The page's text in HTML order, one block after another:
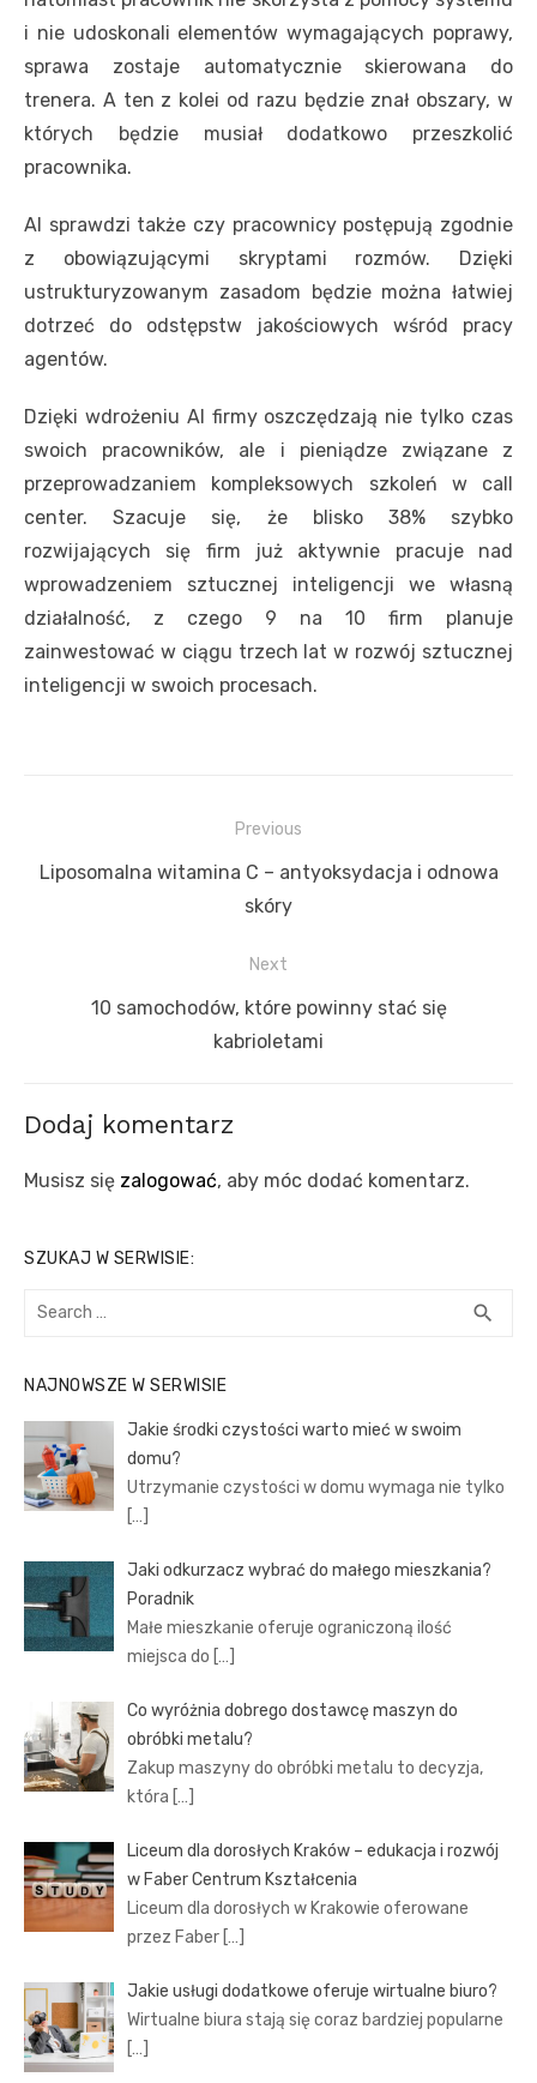
i nie udoskonali elementów wymagających poprawy,
sprawa zostaje automatycznie skierowana do
trenera. A ten z kolei od razu będzie znał obszary, w
których będzie musiał dodatkowo przeszkolić
pracownika.
AI sprawdzi także czy pracownicy postępują zgodnie
z obowiązującymi skryptami rozmów. Dzięki
ustrukturyzowanym zasadom będzie można łatwiej
dotrzeć do odstępstw jakościowych wśród pracy
agentów.
Dzięki wdrożeniu AI firmy oszczędzają nie tylko czas
swoich pracowników, ale i pieniądze związane z
przeprowadzaniem kompleksowych szkoleń w call
center. Szacuje się, że blisko 38% szybko
rozwijających się firm już aktywnie pracuje nad
wprowadzeniem sztucznej inteligencji we własną
działalność, z czego 9 na 10 firm planuje
zainwestować w ciągu trzech lat w rozwój sztucznej
inteligencji w swoich procesach.
wpisu
Previous
Previous
Liposomalna witamina C – antyoksydacja i odnowa
skóry
Next
10 samochodów, które powinny stać się
kabrioletami
Dodaj komentarz
Musisz się zalogować, aby móc dodać komentarz.
SZUKAJ W SERWISIE:
Search
search
NAJNOWSZE W SERWISIE
Jakie środki czystości warto mieć w swoim
domu?
Utrzymanie czystości w domu wymaga nie tylko
[…]
Jaki odkurzacz wybrać do małego mieszkania?
Poradnik
Małe mieszkanie oferuje ograniczoną ilość
miejsca do […]
Co wyróżnia dobrego dostawcę maszyn do
obróbki metalu?
Zakup maszyny do obróbki metalu to decyzja,
która […]
Liceum dla dorosłych Kraków – edukacja i rozwój
w Faber Centrum Kształcenia
Liceum dla dorosłych w Krakowie oferowane
przez Faber […]
Jakie usługi dodatkowe oferuje wirtualne biuro?
Wirtualne biura stają się coraz bardziej popularne
[…]